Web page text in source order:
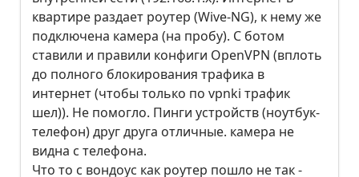
квартире раздает роутер (Wive-NG), к нему же
подключена камера (на пробу). С ботом
ставили и правили конфиги OpenVPN (вплоть
до полного блокирования трафика в
интернет (чтобы только по vpnki трафик
шел)). Не помогло. Пинги устройств (ноутбук-
телефон) друг друга отличные. камера не
видна с телефона.
Что то с вондоус как роутер пошло не так -